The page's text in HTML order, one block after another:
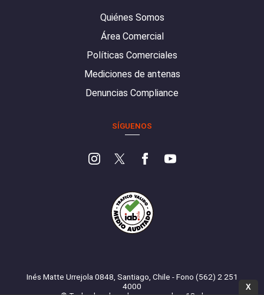
Quiénes Somos
Área Comercial
Políticas Comerciales
Mediciones de antenas
Denuncias Compliance
SÍGUENOS
Inés Matte Urrejola 0848, Santiago, Chile - Fono (562) 2 251
4000
X